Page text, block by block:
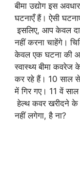
बीमा उद्योग इस
घटनाएँ हैं। ऐसी
इसलिए, आप केवल
नहीं करना चाहेंगे।
केवल एक घटना की
स्वास्थ्य बीमा कवरेज
कर रहे हैं। 10 साल से
में गिर गए। 11 वें
हेल्थ कवर खरीदने
नहीं लगेगा, है ना?